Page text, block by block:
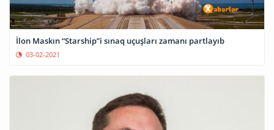
İlon Maskın “Starship”i sınaq uçuşları zamanı partlayıb
03-02-2021